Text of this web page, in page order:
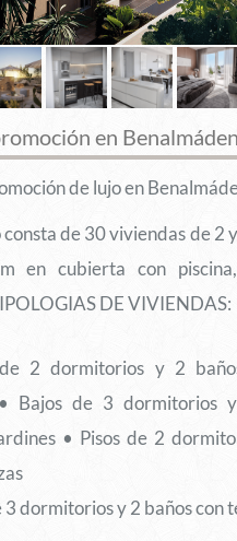
en
de lujo en
consta de 30 viviendas de 2
en cubierta con
DE VIVIENDAS:
2 dormitorios y 2
Bajos de 3 dormitorios
• Pisos de 2
3 dormitorios y 2 baños con